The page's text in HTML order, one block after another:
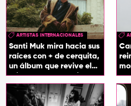
ARTISTAS INTERNACIONALES
Santi Muk mira hacia sus
raíces con + de cerquita,
un álbum que revive el
origen de sus canciones